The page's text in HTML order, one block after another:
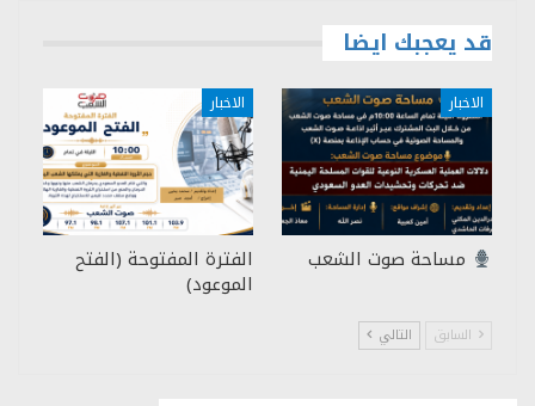
قد يعجبك ايضا
الاخبار
مساحة صوت الشعب
الاخبار
الفترة المفتوحة (الفتح
الموعود)
السابق التالي